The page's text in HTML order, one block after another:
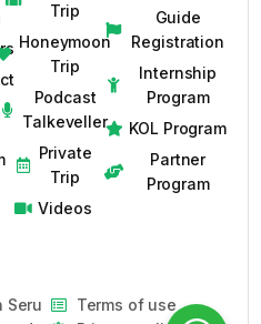
Trip
Honeymoon
Trip
Podcast
Talkeveller
Private
Trip
Videos
Guide
Registration
Internship
Program
KOL Program
Partner
Program
Seru
Terms of use
Trip